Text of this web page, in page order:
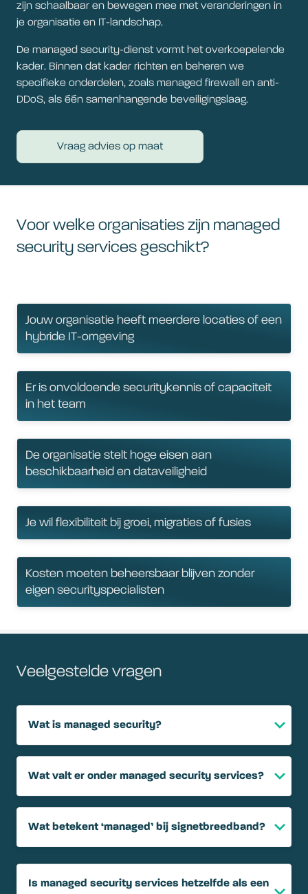
zijn schaalbaar en bewegen mee met veranderingen in
je organisatie en IT-landschap.
De managed security-dienst vormt het overkoepelende
kader. Binnen dat kader richten en beheren we
specifieke onderdelen, zoals managed firewall en anti-
DDoS, als één samenhangende beveiligingslaag.
Vraag advies op maat
Voor welke organisaties zijn managed
security services geschikt?
Jouw organisatie heeft meerdere locaties of een
hybride IT-omgeving
Er is onvoldoende securitykennis of capaciteit
in het team
De organisatie stelt hoge eisen aan
beschikbaarheid en dataveiligheid
Je wil flexibiliteit bij groei, migraties of fusies
Kosten moeten beheersbaar blijven zonder
eigen securityspecialisten
Veelgestelde vragen
Wat is managed security?
Wat valt er onder managed security services?
Wat betekent ‘managed’ bij signetbreedband?
Is managed security services hetzelfde als een